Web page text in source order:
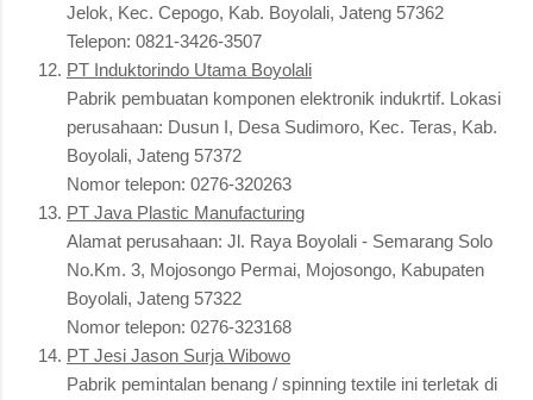
Jelok, Kec. Cepogo, Kab. Boyolali, Jateng 57362
Telepon: 0821-3426-3507
PT Induktorindo Utama Boyolali
Pabrik pembuatan komponen elektronik indukrtif. Lokasi
perusahaan: Dusun I, Desa Sudimoro, Kec. Teras, Kab.
Boyolali, Jateng 57372
Nomor telepon: 0276-320263
PT Java Plastic Manufacturing
Alamat perusahaan: Jl. Raya Boyolali - Semarang Solo
No.Km. 3, Mojosongo Permai, Mojosongo, Kabupaten
Boyolali, Jateng 57322
Nomor telepon: 0276-323168
PT Jesi Jason Surja Wibowo
Pabrik pemintalan benang / spinning textile ini terletak di